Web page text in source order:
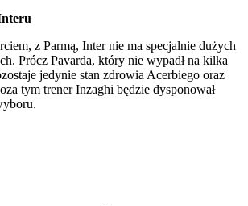
z Parmą, Inter nie ma specjalnie dużych
Prócz Pavarda, który nie wypadł na kilka
jedynie stan zdrowia Acerbiego oraz
tym trener Inzaghi będzie dysponował